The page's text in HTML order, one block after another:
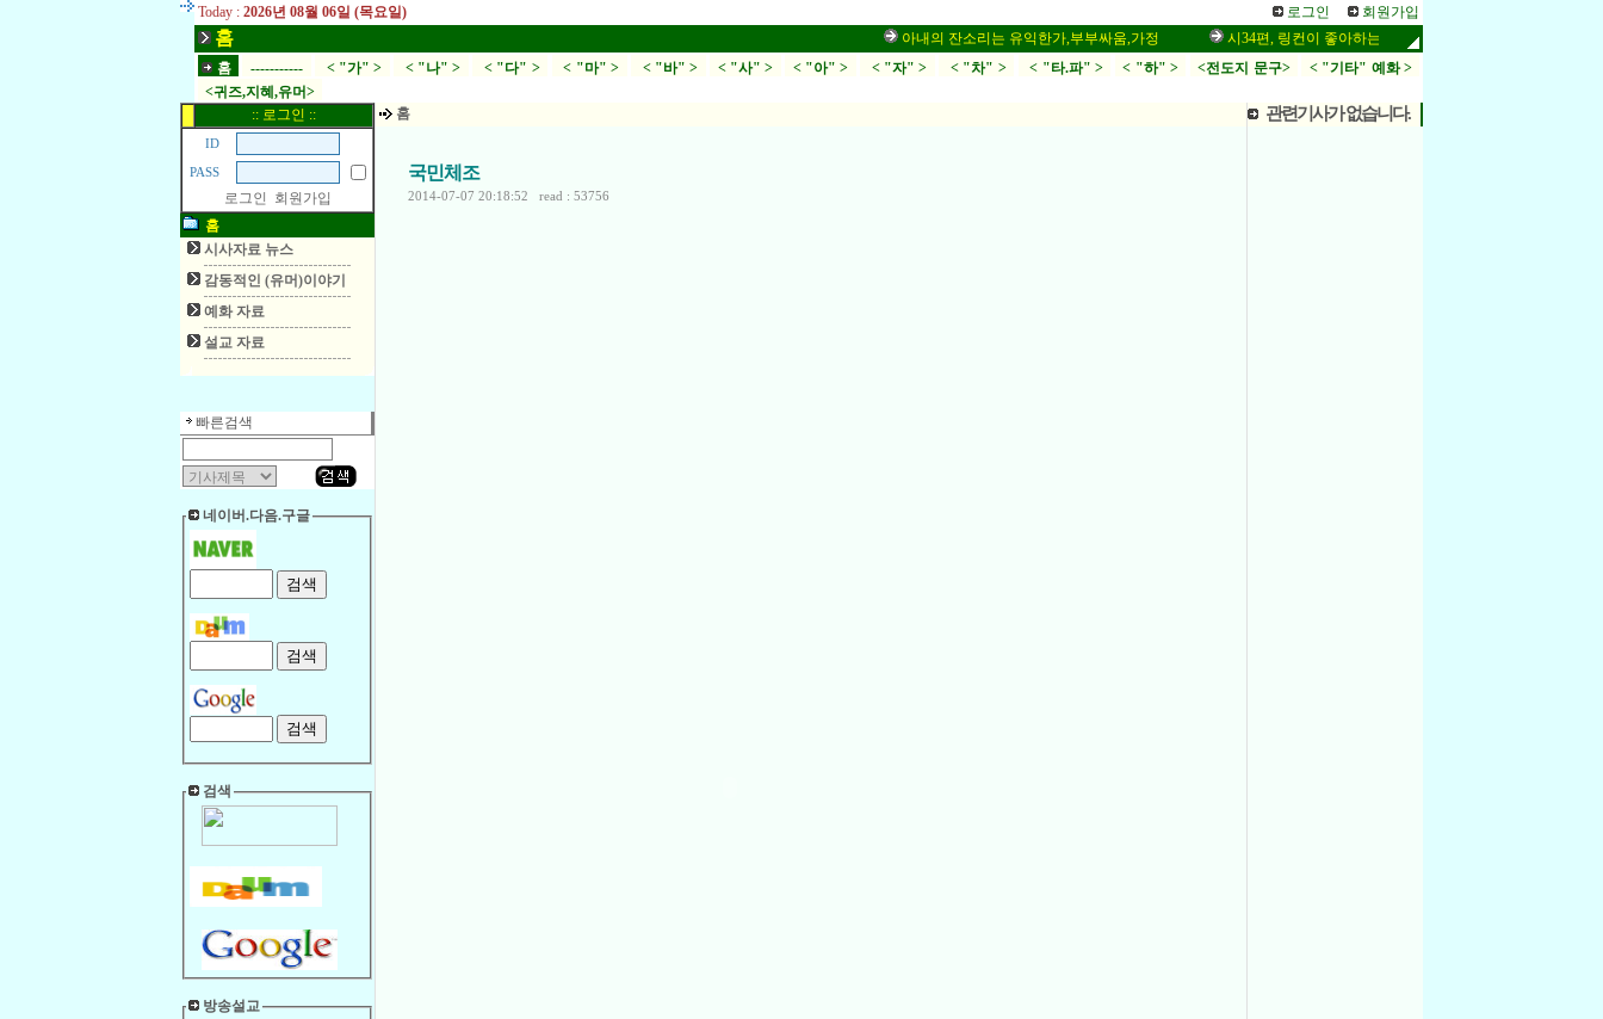
Today : 2026년 08월 06일 (목요일) 로그인 회원가입
홈 아내의 잔소리는 유익한가,부부싸움,가정 시34편, 링컨이 좋아하는 말씀,응답,두려움
홈
----------- < "가" > < "나" > < "다" > < "마" > < "바" > < "사" > < "아" > < "자" > < "차" > < "타.파" > < "하" > <전도지 문구>
< "기타" 예화 >
<귀즈,지혜,유머>
:: 로그인 ::
ID
PASS
로그인
회원가입
홈
시사자료 뉴스
감동적인 (유머)이야기
예화 자료
설교 자료
빠른검색
네이버.다음.구글
검색
방송설교
홈
국민체조
2014-07-07 20:18:52 read : 53756
관련기사가 없습니다.